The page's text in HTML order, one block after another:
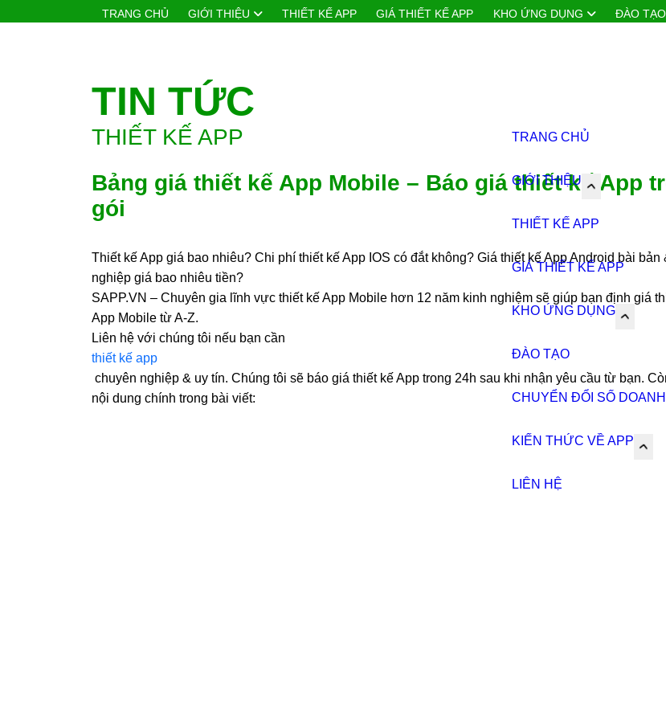
TRANG CHỦ GIỚI THIỆU THIẾT KẾ APP GIÁ THIẾT KẾ APP KHO ỨNG DỤNG ĐÀO TẠO
TIN TỨC
THIẾT KẾ APP
Bảng giá thiết kế App Mobile – Báo giá thiết kế
App trọn gói